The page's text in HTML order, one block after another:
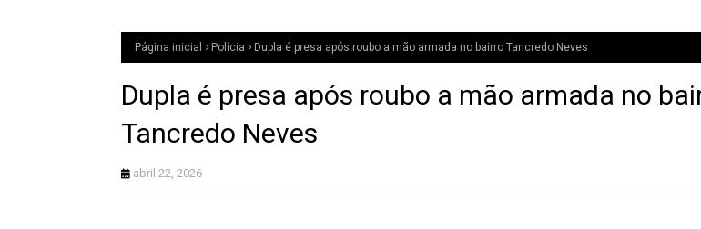
Página inicial Polícia Dupla é presa após roubo a mão armada no bairro Tancredo Neves
Dupla é presa após roubo a mão armada no
Tancredo Neves
abril 22, 2026